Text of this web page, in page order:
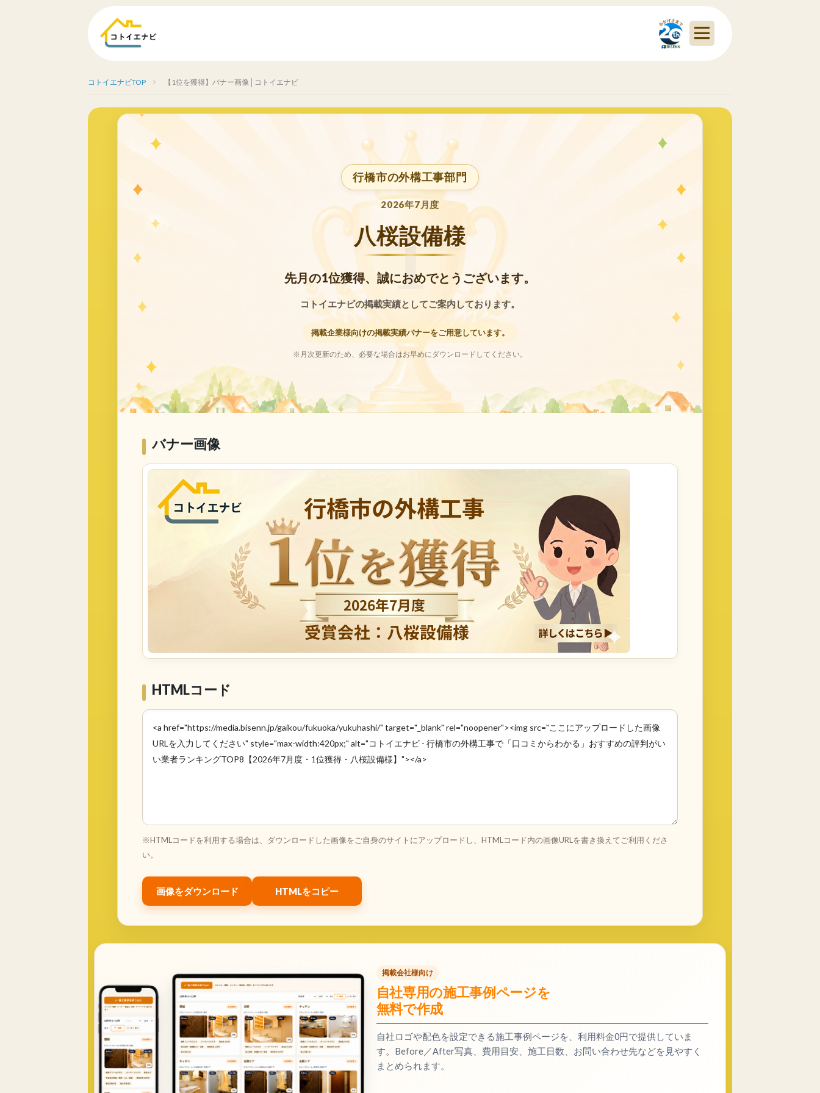
コトイエナビTOP 【1位を獲得】バナー画像│コトイエナビ
行橋市の外構工事部門
2026年7月度
八桜設備様
先月の1位獲得、誠におめでとうございます。
コトイエナビの掲載実績としてご案内しております。
掲載企業様向けの掲載実績バナーをご用意しています。
※月次更新のため、必要な場合はお早めにダウンロードしてください。
バナー画像
HTMLコード
※HTMLコードを利用する場合は、ダウンロードした画像をご自身のサイトにアップロードし、HTMLコード内の画像URLを書き換えてご利用くださ
い。
画像をダウンロード HTMLをコピー
掲載会社様向け
自社専用の施工事例ページを
無料で作成
自社ロゴや配色を設定できる施工事例ページを、利用料金0円で提供していま
す。Before／After写真、費用目安、施工日数、お問い合わせ先などを見やすく
まとめられます。